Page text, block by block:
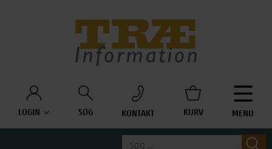
LOGIN SØG KONTAKT KURV MENU
Søg